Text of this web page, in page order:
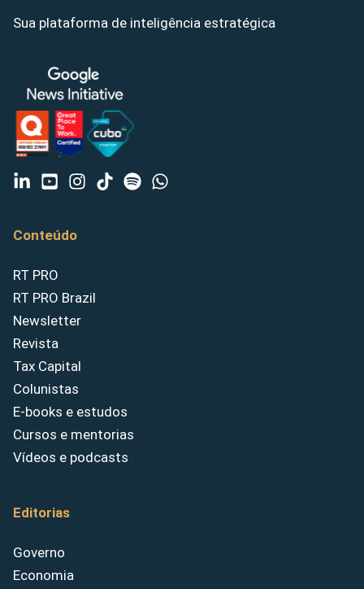
Sua plataforma de inteligência estratégica
Conteúdo
RT PRO
RT PRO Brazil
Newsletter
Revista
Tax Capital
Colunistas
E-books e estudos
Cursos e mentorias
Vídeos e podcasts
Editorias
Governo
Economia